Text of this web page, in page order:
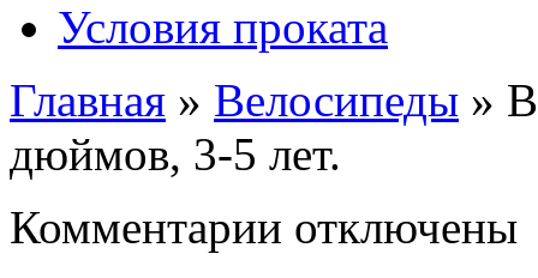
Условия проката
Главная » Велосипеды »
дюймов, 3-5 лет.
Комментарии записи
отключены